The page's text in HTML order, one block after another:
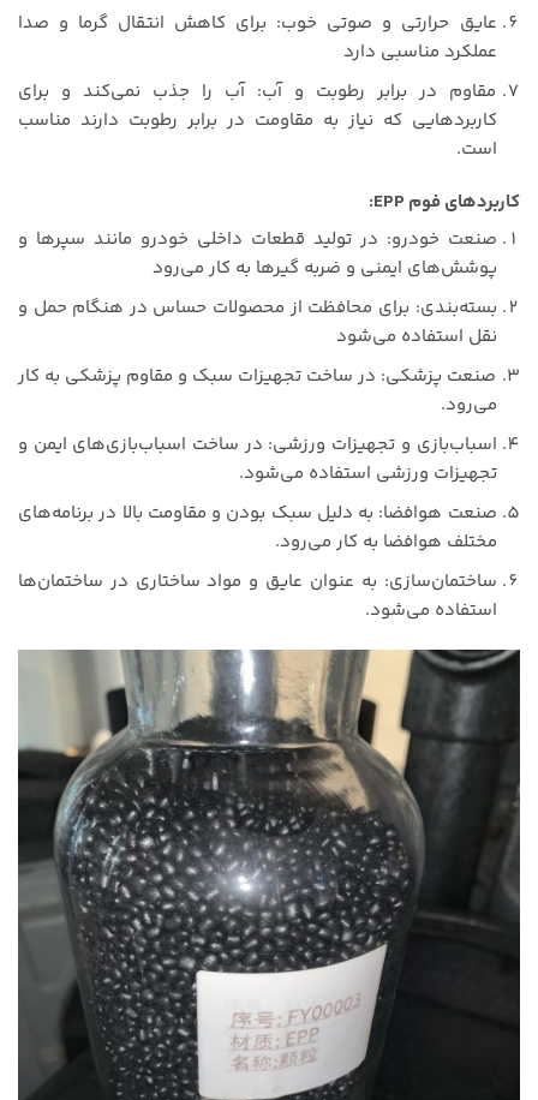
عایق حرارتی و صوتی خوب: برای کاهش انتقال گرما و صدا
عملکرد مناسبی دارد
مقاوم در برابر رطوبت و آب: آب را جذب نمی‌کند و برای
کاربردهایی که نیاز به مقاومت در برابر رطوبت دارند مناسب
است.
کاربردهای فوم EPP:
صنعت خودرو: در تولید قطعات داخلی خودرو مانند سپرها و
پوشش‌های ایمنی و ضربه گیرها به کار می‌رود
بسته‌بندی: برای محافظت از محصولات حساس در هنگام حمل و
نقل استفاده می‌شود
صنعت پزشکی: در ساخت تجهیزات سبک و مقاوم پزشکی به کار
می‌رود.
اسباب‌بازی و تجهیزات ورزشی: در ساخت اسباب‌بازی‌های ایمن و
تجهیزات ورزشی استفاده می‌شود.
صنعت هوافضا: به دلیل سبک بودن و مقاومت بالا در برنامه‌های
مختلف هوافضا به کار می‌رود.
ساختمان‌سازی: به عنوان عایق و مواد ساختاری در ساختمان‌ها
استفاده می‌شود.